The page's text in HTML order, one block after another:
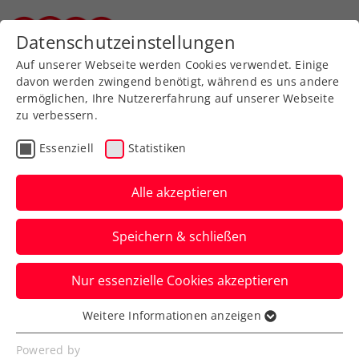
Zurück zur Newsübersicht
ITF Turniere
Jubiläumsausgabe der
Ladies Open Vienna fällt
ins Wasser
Das ITF-W75-Turnier in Wien fällt heuer
aus wirtschaftlichen Gründen leider aus.
Verfasst von: Presseaussendung / Redaktion, 23.04.2026
Datenschutzeinstellungen
Auf unserer Webseite werden Cookies verwendet. Einige
davon werden zwingend benötigt, während es uns andere
ermöglichen, Ihre Nutzererfahrung auf unserer Webseite
zu verbessern.
Essenziell Statistiken
Alle akzeptieren
Speichern & schließen
Nur essenzielle Cookies akzeptieren
Essenziell
Essenzielle Cookies werden für grundlegende
Weitere Informationen anzeigen
Powered by